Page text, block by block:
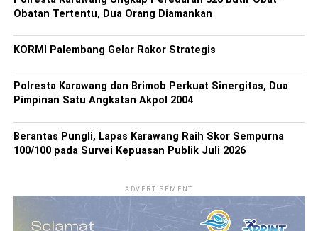
Obatan Tertentu, Dua Orang Diamankan
KORMI Palembang Gelar Rakor Strategis
Polresta Karawang dan Brimob Perkuat Sinergitas, Dua
Pimpinan Satu Angkatan Akpol 2004
Berantas Pungli, Lapas Karawang Raih Skor Sempurna
100/100 pada Survei Kepuasan Publik Juli 2026
ADVERTISEMENT